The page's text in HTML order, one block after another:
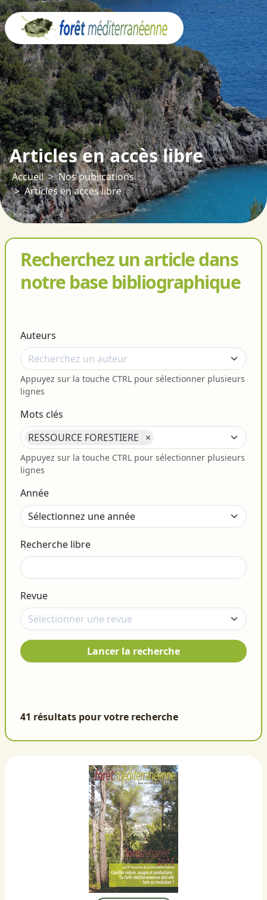
Articles en accès libre
Accueil
Nos publications
Articles en accès libre
Recherchez un article dans
notre base bibliographique
Auteurs
Appuyez sur la touche CTRL pour sélectionner plusieurs
lignes
Mots clés
RESSOURCE FORESTIERE ×
Appuyez sur la touche CTRL pour sélectionner plusieurs
lignes
Année
Recherche libre
Revue
Lancer la recherche
41 résultats pour votre recherche
Panneau de gestion des cookies